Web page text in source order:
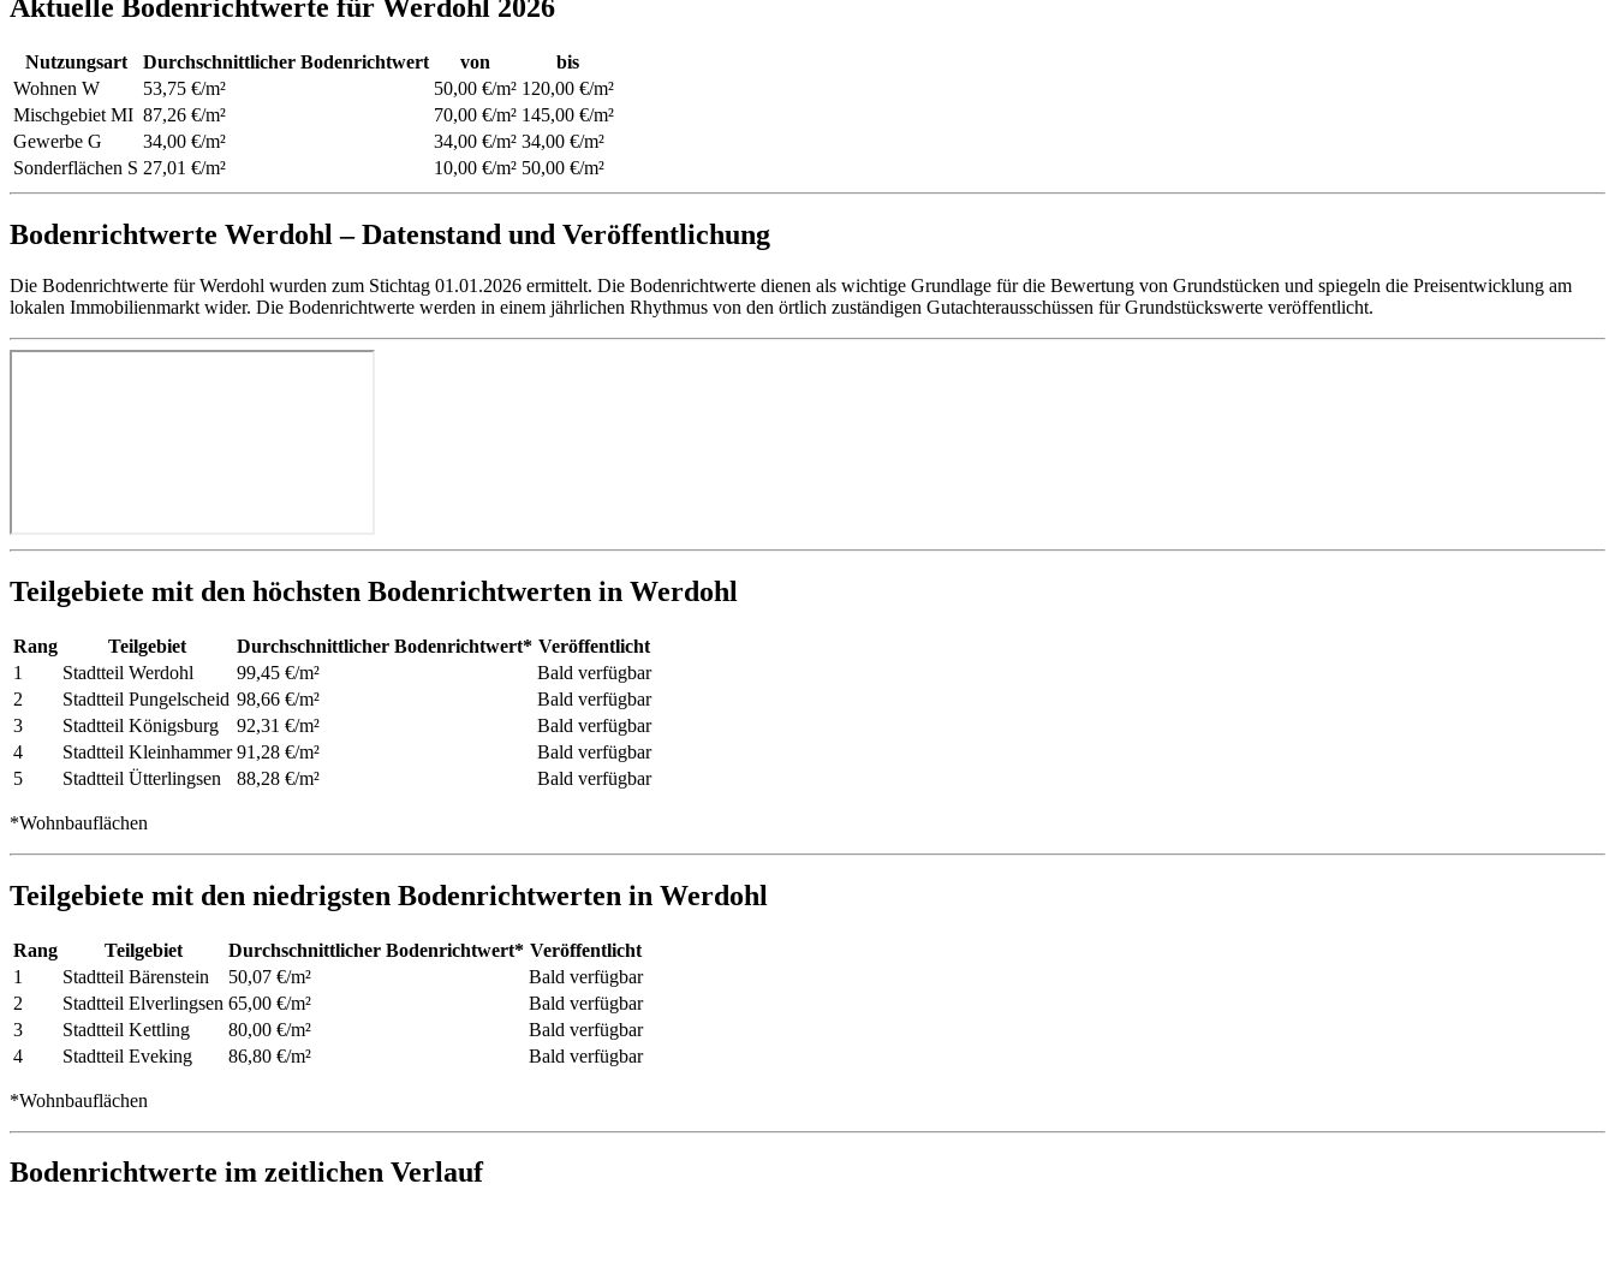
Aktuelle Bodenrichtwerte für Werdohl 2026
Nutzungsart Durchschnittlicher Bodenrichtwert von
bis
Wohnen W 53,75 €/m² 50,00 €/m² 120,00 €/m²
Mischgebiet MI 87,26 €/m² 70,00 €/m² 145,00 €/m²
Gewerbe G 34,00 €/m² 34,00 €/m² 34,00 €/m²
Sonderflächen S 27,01 €/m² 10,00 €/m² 50,00 €/m²
Bodenrichtwerte Werdohl – Datenstand und Veröffentlichung
Die Bodenrichtwerte für Werdohl wurden zum Stichtag 01.01.2026 ermittelt. Die Bodenrichtwerte dienen als wichtige Grundlage für die Bewertung von Grundstücken und spiegeln die Preisentwicklung am
lokalen Immobilienmarkt wider. Die Bodenrichtwerte werden in einem jährlichen Rhythmus von den örtlich zuständigen Gutachterausschüssen für Grundstückswerte veröffentlicht.
Teilgebiete mit den höchsten Bodenrichtwerten in Werdohl
Rang Teilgebiet Durchschnittlicher Bodenrichtwert* Veröffentlicht
1
Stadtteil Werdohl 99,45 €/m²
Bald verfügbar
2
Stadtteil Pungelscheid 98,66 €/m²
Bald verfügbar
3
Stadtteil Königsburg 92,31 €/m²
Bald verfügbar
4
Stadtteil Kleinhammer 91,28 €/m²
Bald verfügbar
5
Stadtteil Ütterlingsen 88,28 €/m² Bald verfügbar
*Wohnbauflächen
Teilgebiete mit den niedrigsten Bodenrichtwerten in Werdohl
Rang Teilgebiet Durchschnittlicher Bodenrichtwert* Veröffentlicht
1
Stadtteil Bärenstein 50,07 €/m²
Bald verfügbar
2
Stadtteil Elverlingsen 65,00 €/m²
Bald verfügbar
3
Stadtteil Kettling 80,00 €/m²
Bald verfügbar
4
Stadtteil Eveking 86,80 €/m² Bald verfügbar
*Wohnbauflächen
Bodenrichtwerte im zeitlichen Verlauf